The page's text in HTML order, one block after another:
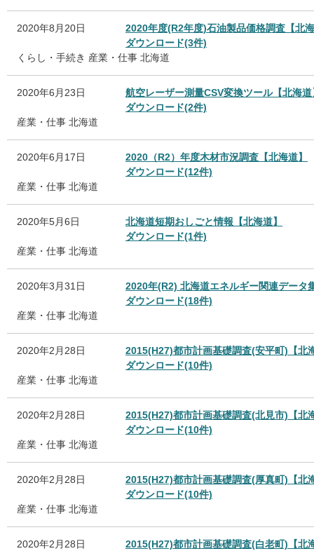
2020年8月20日
2020年度(R2年度)石油製品価格調査【北
ダウンロード(3件)
くらし・手続き 産業・仕事 北海道
2020年6月23日
航空レーザー測量CSV変換ツール【北海道
ダウンロード(2件)
産業・仕事 北海道
2020年6月17日
2020（R2）年度木材市況調査【北海道】
ダウンロード(12件)
産業・仕事 北海道
2020年5月6日
北海道短期おしごと情報【北海道】
ダウンロード(1件)
産業・仕事 北海道
2020年3月31日
2020年(R2) 北海道エネルギー関連データ
ダウンロード(18件)
産業・仕事 北海道
2020年2月28日
2015(H27)都市計画基礎調査(安平町)【北
ダウンロード(10件)
産業・仕事 北海道
2020年2月28日
2015(H27)都市計画基礎調査(北見市)【北
ダウンロード(10件)
産業・仕事 北海道
2020年2月28日
2015(H27)都市計画基礎調査(厚真町)【北
ダウンロード(10件)
産業・仕事 北海道
2020年2月28日
2015(H27)都市計画基礎調査(白老町)【北